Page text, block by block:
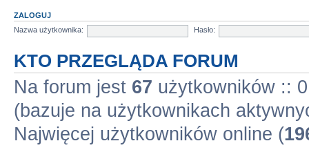
ZALOGUJ
Nazwa użytkownika:
Hasło:
KTO PRZEGLĄDA FORUM
Na forum jest 67 użytkowników ::
(bazuje na użytkownikach
Najwięcej użytkowników online (